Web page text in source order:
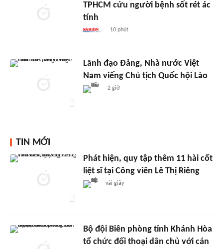
TPHCM cứu người bệnh sốt rét ác
tính
10 phút
Lãnh đạo Đảng, Nhà nước Việt
Nam viếng Chủ tịch Quốc hội Lào
2 giờ
TIN MỚI
Phát hiện, quy tập thêm 11 hài cốt
liệt sĩ tại Công viên Lê Thị Riêng
vài giây
Bộ đội Biên phòng tỉnh Khánh Hòa
tổ chức đối thoại dân chủ với cán